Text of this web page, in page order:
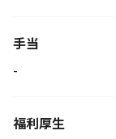
手当
-
福利厚生